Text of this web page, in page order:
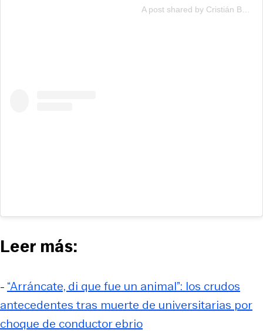
Leer más:
- “Arráncate, di que fue un animal”: los crudos
antecedentes tras muerte de universitarias por
choque de conductor ebrio